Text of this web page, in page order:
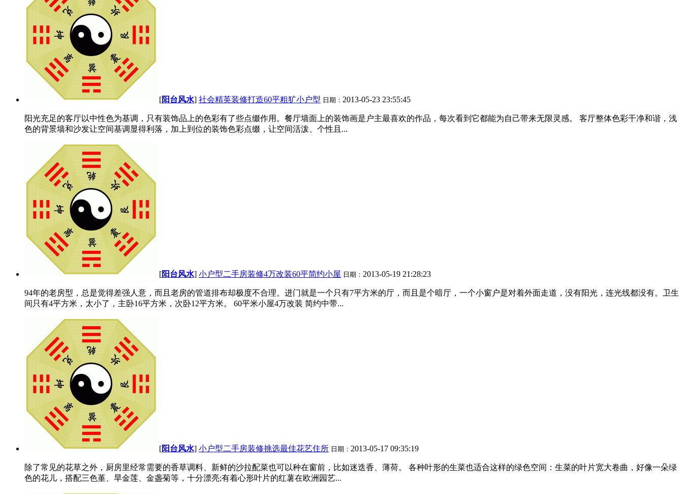
[阳台风水] 社会精英装修打造60平粗犷小户型 日期： 2013-05-23 23:55:45
阳光充足的客厅以中性色为基调，只有装饰品上的色彩有了些点缀作用。餐厅墙面上的装饰画是户主最喜欢的作品，每次看到它都能为自己带来无限灵感。 客厅整体色彩干净和谐，浅
色的背景墙和沙发让空间基调显得利落，加上到位的装饰色彩点缀，让空间活泼、个性且...
[阳台风水] 小户型二手房装修4万改装60平简约小屋 日期： 2013-05-19 21:28:23
94年的老房型，总是觉得差强人意，而且老房的管道排布却极度不合理。进门就是一个只有7平方米的厅，而且是个暗厅，一个小窗户是对着外面走道，没有阳光，连光线都没有。卫生
间只有4平方米，太小了，主卧16平方米，次卧12平方米。 60平米小屋4万改装 简约中带...
[阳台风水] 小户型二手房装修挑选最佳花艺住所 日期： 2013-05-17 09:35:19
除了常见的花草之外，厨房里经常需要的香草调料、新鲜的沙拉配菜也可以种在窗前，比如迷迭香、薄荷。 各种叶形的生菜也适合这样的绿色空间：生菜的叶片宽大卷曲，好像一朵绿
色的花儿，搭配三色堇、旱金莲、金盏菊等，十分漂亮;有着心形叶片的红薯在欧洲园艺...